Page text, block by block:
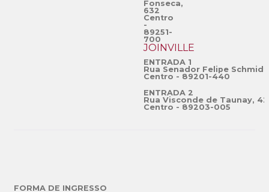
Fonseca,
632
Centro
-
89251-
700
JOINVILLE
ENTRADA 1
Rua Senador Felipe
Centro - 89201-440
ENTRADA 2
Rua Visconde de Taunay,
Centro - 89203-005
FORMA DE INGRESSO